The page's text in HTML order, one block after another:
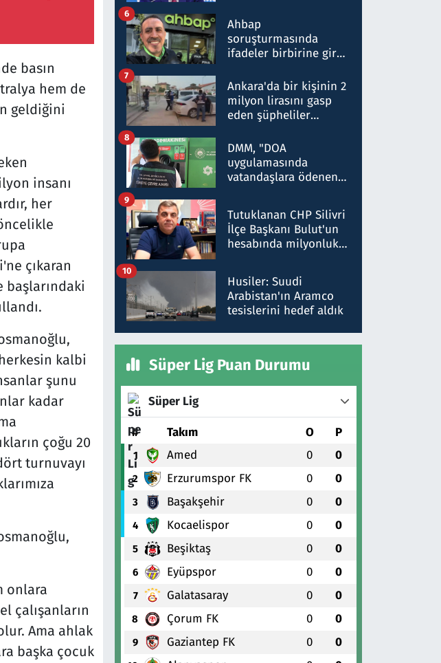
basın
hem de
geldiğini
insanı
her
çıkaran
başlarındaki
kalbi
şunu
kadar
çoğu 20
turnuvayı
onlara
çalışanların
Ama ahlak
başka çocuk
nitelikte olduğunu
belirtti
Ahbap
soruşturmasında
ifadeler birbirine girdi:
ifadelerinden ortaya
çıkan tablo şok etti
6
Ankara'da bir kişinin 2
milyon lirasını gasp
eden şüpheliler
7
DMM, "DOA
uygulamasında
vatandaşlara ödenen
düşürüldüğü" iddiasını
yalanladı
8
Tutuklanan CHP Silivri
İlçe Başkanı Bulut'un
hesabında milyonluk
talimat verdi, ben
gönderdim
9
Husiler: Suudi
Arabistan'ın Aramco
tesislerini hedef aldık
10
Süper Lig Puan Durumu
Süper Lig
# Takım O P
1 Amed 0 0
2 Erzurumspor FK 0 0
3 Başakşehir 0 0
4 Kocaelispor 0 0
5 Beşiktaş 0 0
6 Eyüpspor 0 0
7 Galatasaray 0 0
8 Çorum FK 0 0
9 Gaziantep FK 0 0